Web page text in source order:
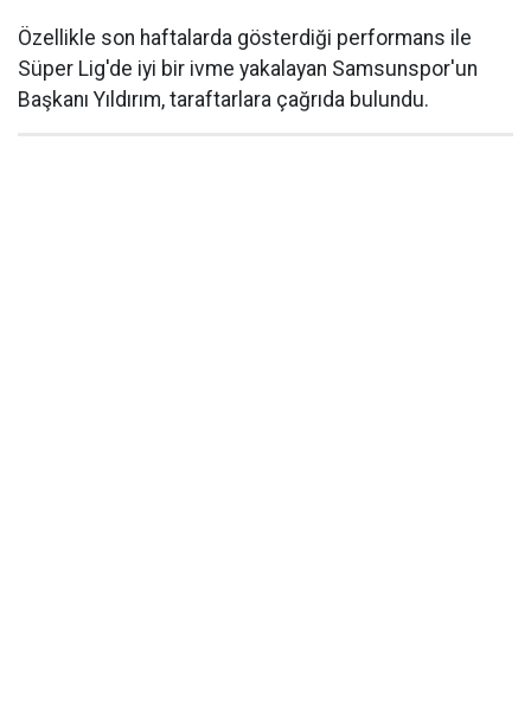
Özellikle son haftalarda gösterdiği performans ile
Süper Lig'de iyi bir ivme yakalayan Samsunspor'un
Başkanı Yıldırım, taraftarlara çağrıda bulundu.